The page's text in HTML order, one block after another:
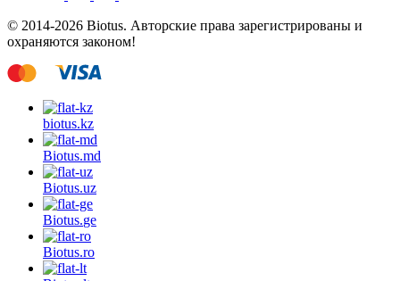
© 2014-2026 Biotus. Авторские права зарегистрированы и
охраняются законом!
biotus.kz
Biotus.md
Biotus.uz
Biotus.ge
Biotus.ro